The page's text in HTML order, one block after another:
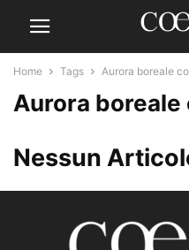
Home Tags Aurora boreale
Aurora boreale
Nessun